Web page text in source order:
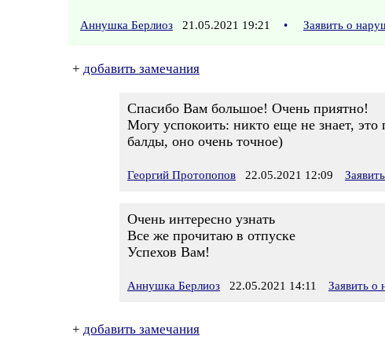
Аннушка Берлиоз 21.05.2021 19:21 • Заявить о
+ добавить замечания
Спасибо Вам большое! Очень приятно!
Могу успокоить: никто еще не знает, это
балды, оно очень точное)
Георгий Протопопов 22.05.2021 12:09
Очень интересно узнать
Все же прочитаю в отпуске
Успехов Вам!
Аннушка Берлиоз 22.05.2021 14:11 Заявить о
+ добавить замечания